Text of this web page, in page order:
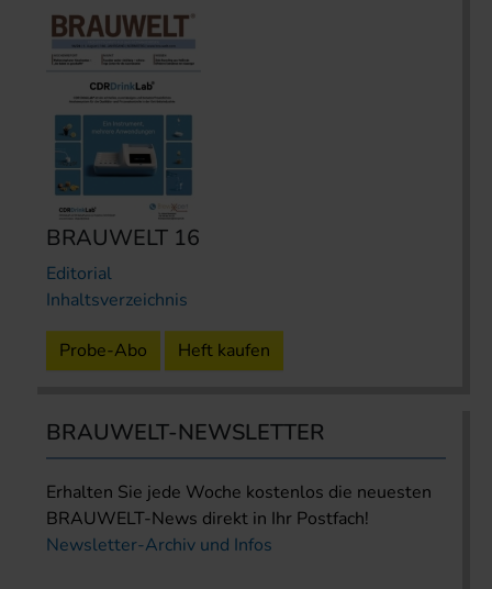
BRAUWELT 16
Editorial
Inhaltsverzeichnis
Probe-Abo Heft kaufen
BRAUWELT-NEWSLETTER
Erhalten Sie jede Woche kostenlos die neuesten
BRAUWELT-News direkt in Ihr Postfach!
Newsletter-Archiv und Infos